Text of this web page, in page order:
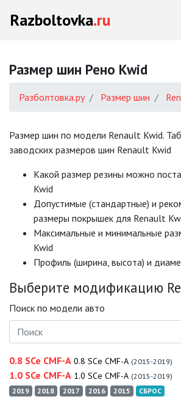
Razboltovka.ru
Размер шин Рено Kwid
Разболтовка.ру Размер шин
Размер шин по модели Renault Kwid.
заводских размеров шин Renault Kwid
Какой размер резины можно
Kwid
Допустимые (стандартные) и
размеры покрышек для Renault
Mаксимальные и минимальные
Kwid
Профиль (ширина, высота) и
Выберите модификацию
Поиск по модели авто
0.8 SCe CMF-A 0.8 SCe CMF-A (2015-2019)
1.0 SCe CMF-A 1.0 SCe CMF-A (2015-2019)
2019
2018 2017 2016 2015 СБРОС